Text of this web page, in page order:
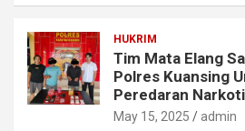
HUKRIM
Tim Mata Elang
Polres Kuansing
Peredaran
May 15, 2025 admin